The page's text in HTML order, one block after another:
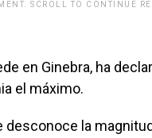
SCROLL TO CONTINUE
en Ginebra, ha
el máximo.
desconoce la